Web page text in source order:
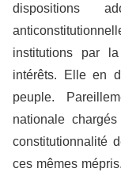
dispositions
institutions par
intérêts. Elle en
peuple.
nationale
constitutionnalité
ces mêmes